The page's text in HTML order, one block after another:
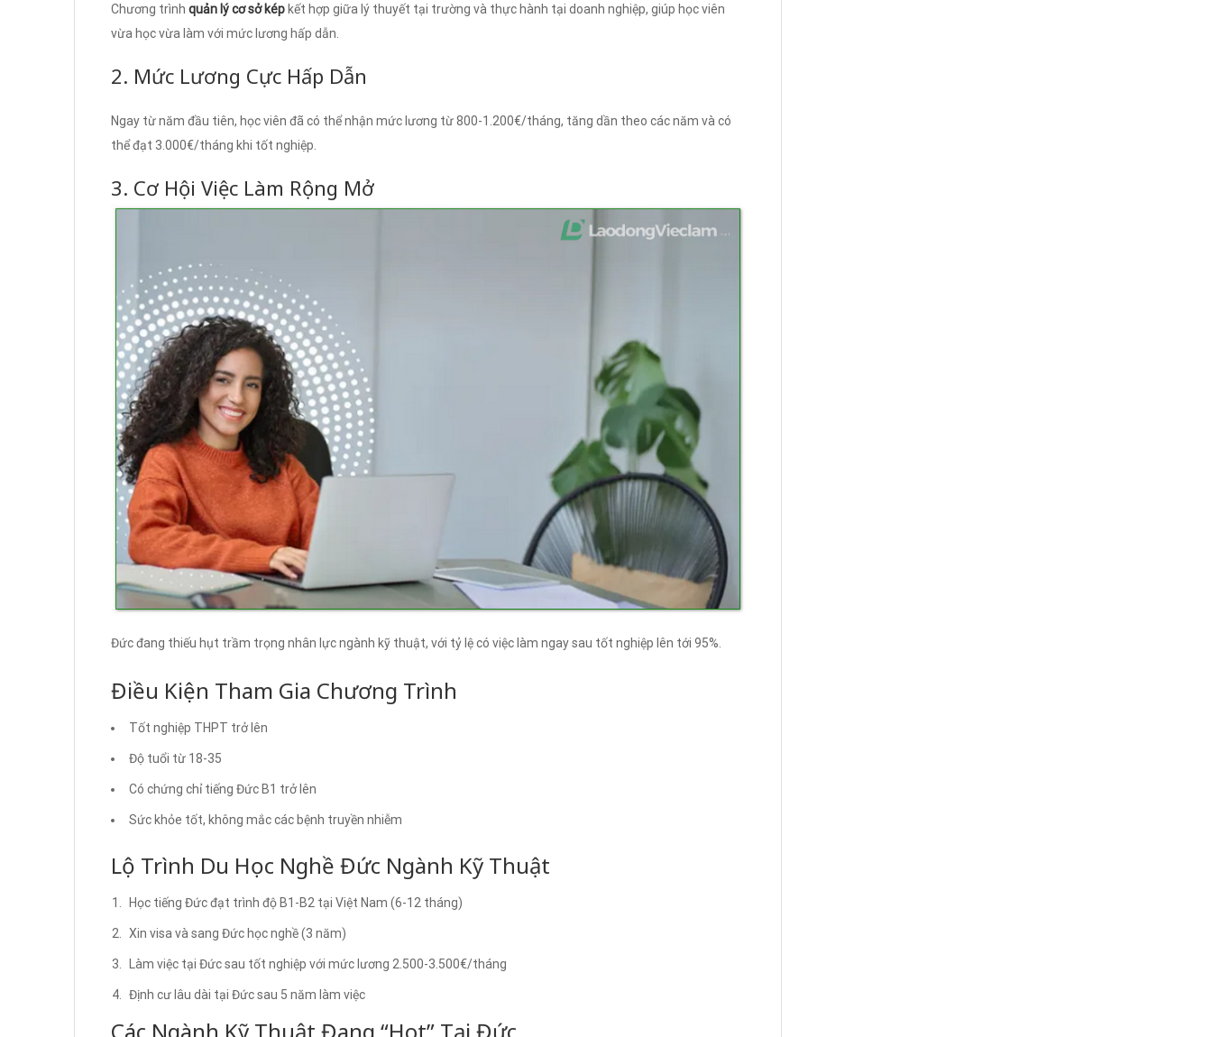
Chương trình quản lý cơ sở kép kết hợp giữa lý thuyết tại trường và thực hành tại doanh nghiệp, giúp học viên
vừa học vừa làm với mức lương hấp dẫn.
2. Mức Lương Cực Hấp Dẫn
Ngay từ năm đầu tiên, học viên đã có thể nhận mức lương từ 800-1.200€/tháng, tăng dần theo các năm và có
thể đạt 3.000€/tháng khi tốt nghiệp.
3. Cơ Hội Việc Làm Rộng Mở
Đức đang thiếu hụt trầm trọng nhân lực ngành kỹ thuật, với tỷ lệ có việc làm ngay sau tốt nghiệp lên tới 95%.
Điều Kiện Tham Gia Chương Trình
Tốt nghiệp THPT trở lên
Độ tuổi từ 18-35
Có chứng chỉ tiếng Đức B1 trở lên
Sức khỏe tốt, không mắc các bệnh truyền nhiễm
Lộ Trình Du Học Nghề Đức Ngành Kỹ Thuật
Học tiếng Đức đạt trình độ B1-B2 tại Việt Nam (6-12 tháng)
Xin visa và sang Đức học nghề (3 năm)
Làm việc tại Đức sau tốt nghiệp với mức lương 2.500-3.500€/tháng
Định cư lâu dài tại Đức sau 5 năm làm việc